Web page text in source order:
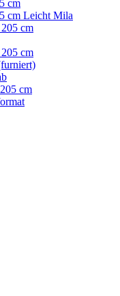
cm
cm Leicht Mila
cm
cm
cm